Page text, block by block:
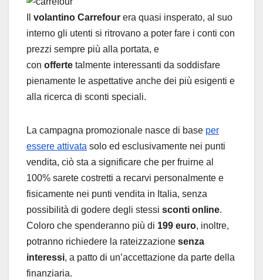
volantino Carrefour era quasi insperato, al suo
interno gli utenti si ritrovano a poter fare i conti con
prezzi sempre più alla portata, e
con offerte talmente interessanti da soddisfare
pienamente le aspettative anche dei più esigenti e
alla ricerca di sconti speciali.
La campagna promozionale nasce di base per
essere attivata solo ed esclusivamente nei punti
vendita, ciò sta a significare che per fruirne al
100% sarete costretti a recarvi personalmente e
fisicamente nei punti vendita in Italia, senza
possibilità di godere degli stessi sconti online.
Coloro che spenderanno più di 199 euro, inoltre,
potranno richiedere la rateizzazione senza
interessi, a patto di un’accettazione da parte della
finanziaria.